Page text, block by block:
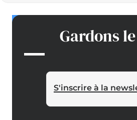
Gardons
S'inscrire à la